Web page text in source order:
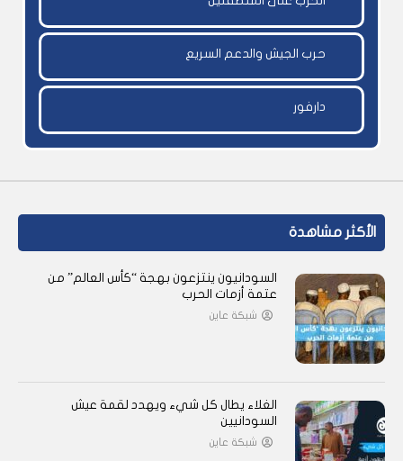
حرب الجيش والدعم السريع
دارفور
الأكثر مشاهدة
السودانيون ينتزعون بهجة “كأس العالم” من
عتمة أزمات الحرب
شبكة عاين
الغلاء يطال كل شيء ويهدد لقمة عيش
السودانيين
شبكة عاين